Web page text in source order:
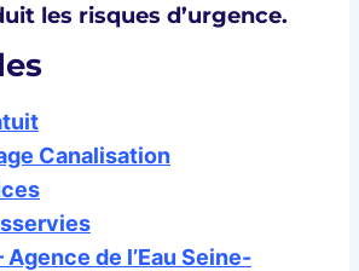
les risques d’urgence.
Canalisation
Agence de l’Eau Seine-